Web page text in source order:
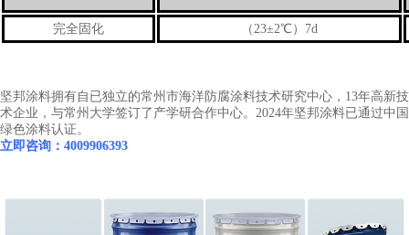
完全固化 （23±2℃）7d
坚邦涂料拥有自已独立的常州市海洋防腐涂料技术研究中心，13年高新技
术企业，与常州大学签订了产学研合作中心。2024年坚邦涂料已通过中国
绿色涂料认证。
立即咨询：4009906393